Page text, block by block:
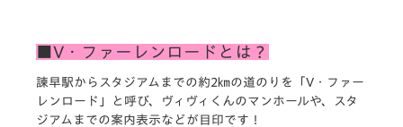
■V・ファーレンロードとは？
諫早駅からスタジアムまでの約2㎞の道のりを「V・ファー
レンロード」と呼び、ヴィヴィくんのマンホールや、スタ
ジアムまでの案内表示などが目印です！